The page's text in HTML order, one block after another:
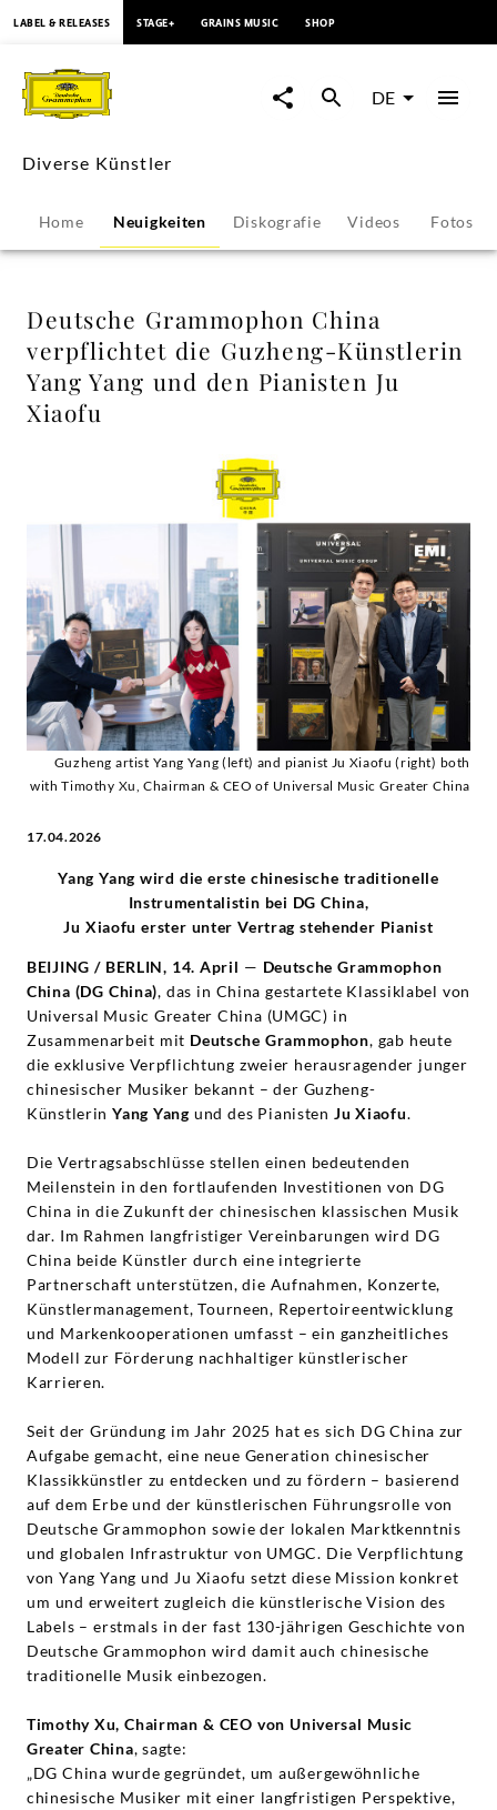
Deutsche
Grammophon
China
verpflichtet
die
Guzheng-
Künstlerin
Yang
den
Pianisten
Ju
Xiaofu
Diverse
Künstler
Deutsche
Grammophon
LABEL & RELEASES STAGE+ GRAINS MUSIC SHOP
DE
Diverse Künstler
Home Neuigkeiten Diskografie Videos Fotos
Deutsche Grammophon China
verpflichtet die Guzheng-Künstlerin
Yang Yang und den Pianisten Ju
Xiaofu
Guzheng artist Yang Yang (left) and pianist Ju Xiaofu (right) both
with Timothy Xu, Chairman & CEO of Universal Music Greater China
17.04.2026
Yang Yang wird die erste chinesische traditionelle
Instrumentalistin bei DG China,
Ju Xiaofu erster unter Vertrag stehender Pianist
BEIJING / BERLIN, 14. April — Deutsche Grammophon
China (DG China), das in China gestartete Klassiklabel von
Universal Music Greater China (UMGC) in
Zusammenarbeit mit Deutsche Grammophon, gab heute
die exklusive Verpflichtung zweier herausragender junger
chinesischer Musiker bekannt – der Guzheng-
KünstlerinYang Yang und des Pianisten Ju Xiaofu.
Die Vertragsabschlüsse stellen einen bedeutenden
Meilenstein in den fortlaufenden Investitionen von DG
China in die Zukunft der chinesischen klassischen Musik
dar. Im Rahmen langfristiger Vereinbarungen wird DG
China beide Künstler durch eine integrierte
Partnerschaft unterstützen, die Aufnahmen, Konzerte,
Künstlermanagement, Tourneen, Repertoireentwicklung
und Markenkooperationen umfasst – ein ganzheitliches
Modell zur Förderung nachhaltiger künstlerischer
Karrieren.
Seit der Gründung im Jahr 2025 hat es sich DG China zur
Aufgabe gemacht, eine neue Generation chinesischer
Klassikkünstler zu entdecken und zu fördern – basierend
auf dem Erbe und der künstlerischen Führungsrolle von
Deutsche Grammophon sowie der lokalen Marktkenntnis
und globalen Infrastruktur von UMGC. Die Verpflichtung
von Yang Yang und Ju Xiaofu setzt diese Mission konkret
um und erweitert zugleich die künstlerische Vision des
Labels – erstmals in der fast 130-jährigen Geschichte von
Deutsche Grammophon wird damit auch chinesische
traditionelle Musik einbezogen.
Timothy Xu, Chairman & CEO von Universal Music
Greater China, sagte:
„DG China wurde gegründet, um außergewöhnliche
chinesische Musiker mit einer langfristigen Perspektive,